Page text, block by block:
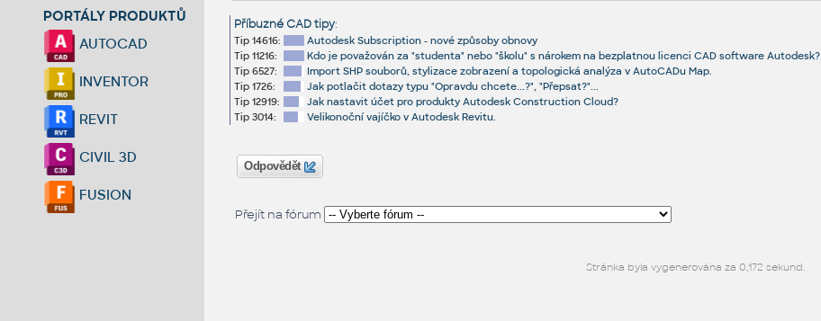
PORTÁLY PRODUKTŮ
AUTOCAD
INVENTOR
REVIT
CIVIL 3D
FUSION
Příbuzné CAD tipy:
Tip 14616:
Autodesk Subscription - nové způsoby obnovy
Tip 11216:
Kdo je považován za "studenta" nebo "školu" s nárokem na bezplatnou licenci CAD software Autodesk?
Tip 6527:
Import SHP souborů, stylizace zobrazení a topologická analýza v AutoCADu Map.
Tip 1726:
Jak potlačit dotazy typu "Opravdu chcete...?", "Přepsat?"...
Tip 12919:
Jak nastavit účet pro produkty Autodesk Construction Cloud?
Tip 3014:
Velikonoční vajíčko v Autodesk Revitu.
Odpovědět
Přejít na fórum
Stránka byla vygenerována za 0,172 sekund.